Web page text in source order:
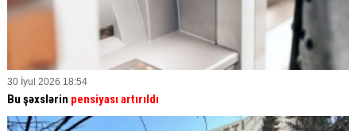
30 İyul 2026 18:54
Bu şəxslərin pensiyası artırıldı